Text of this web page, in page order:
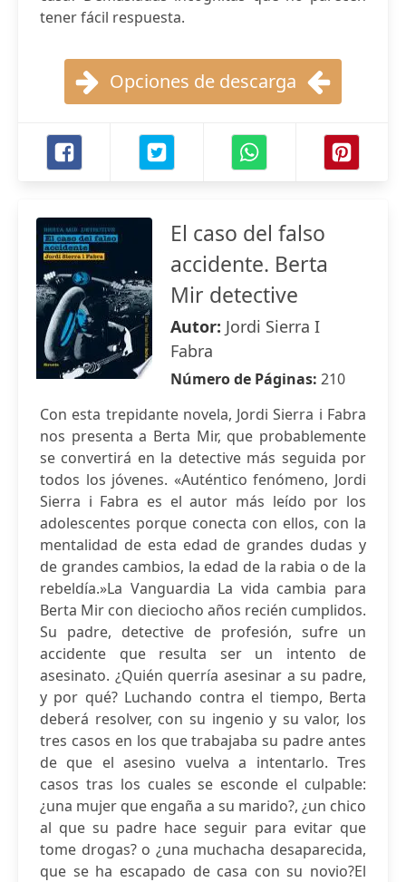
tener fácil respuesta.
Opciones de descarga
El caso del falso
accidente. Berta
Mir detective
Autor: Jordi Sierra I
Fabra
Número de Páginas: 210
Con esta trepidante novela, Jordi Sierra i Fabra
nos presenta a Berta Mir, que probablemente
se convertirá en la detective más seguida por
todos los jóvenes. «Auténtico fenómeno, Jordi
Sierra i Fabra es el autor más leído por los
adolescentes porque conecta con ellos, con la
mentalidad de esta edad de grandes dudas y
de grandes cambios, la edad de la rabia o de la
rebeldía.»La Vanguardia La vida cambia para
Berta Mir con dieciocho años recién cumplidos.
Su padre, detective de profesión, sufre un
accidente que resulta ser un intento de
asesinato. ¿Quién querría asesinar a su padre,
y por qué? Luchando contra el tiempo, Berta
deberá resolver, con su ingenio y su valor, los
tres casos en los que trabajaba su padre antes
de que el asesino vuelva a intentarlo. Tres
casos tras los cuales se esconde el culpable:
¿una mujer que engaña a su marido?, ¿un chico
al que su padre hace seguir para evitar que
tome drogas? o ¿una muchacha desaparecida,
que se ha escapado de casa con su novio?El